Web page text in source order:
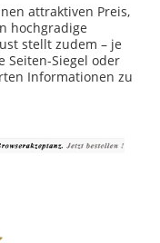
attraktiven Preis,
hochgradige
stellt zudem – je
Seiten-Siegel oder
Informationen zu